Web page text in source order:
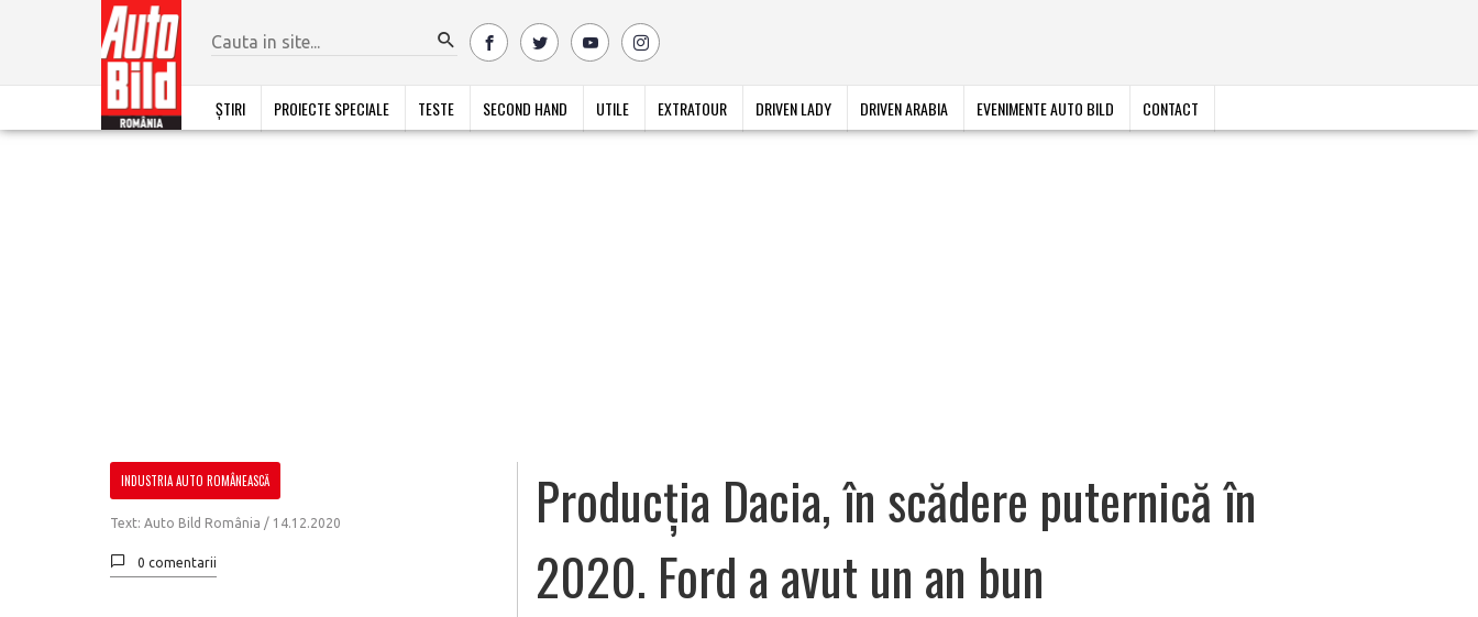
ȘTIRI PROIECTE SPECIALE TESTE SECOND HAND UTILE EXTRATOUR DRIVEN LADY DRIVEN ARABIA EVENIMENTE AUTO BILD CONTACT
INDUSTRIA AUTO ROMÂNEASCĂ
Text: Auto Bild România / 14.12.2020
0 comentarii
Producția Dacia, în scădere puternică în
2020. Ford a avut un an bun